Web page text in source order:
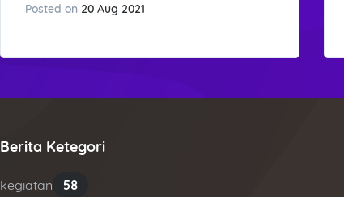
Posted on 20 Aug 2021
Berita Ketegori
kegiatan 58